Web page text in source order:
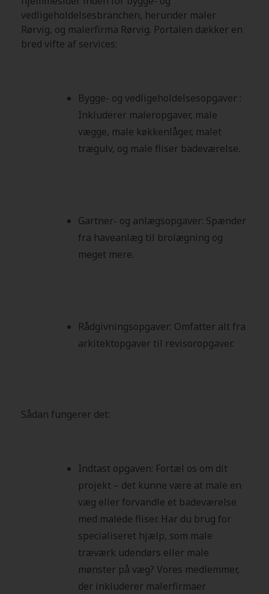
vedligeholdelsesbranchen, herunder maler
Rørvig, og malerfirma Rørvig. Portalen dækker en
bred vifte af services:
Bygge- og vedligeholdelsesopgaver :
Inkluderer maleropgaver, male
vægge, male køkkenlåger, malet
trægulv, og male fliser badeværelse.
Gartner- og anlægsopgaver: Spænder
fra haveanlæg til brolægning og
meget mere.
Rådgivningsopgaver: Omfatter alt fra
arkitektopgaver til revisoropgaver.
Sådan fungerer det:
Indtast opgaven: Fortæl os om dit
projekt – det kunne være at male en
væg eller forvandle et badeværelse
med malede fliser. Har du brug for
specialiseret hjælp, som male
træværk udendørs eller male
mønster på væg? Vores medlemmer,
der inkluderer malerfirmaer